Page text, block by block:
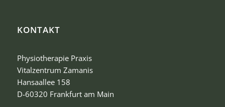
KONTAKT
Physiotherapie Praxis
Vitalzentrum Zamanis
Hansaallee 158
D-60320 Frankfurt am Main